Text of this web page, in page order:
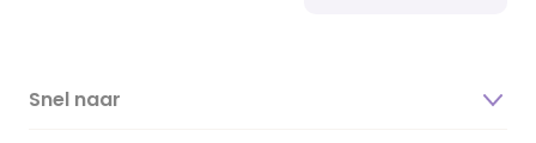
Snel naar